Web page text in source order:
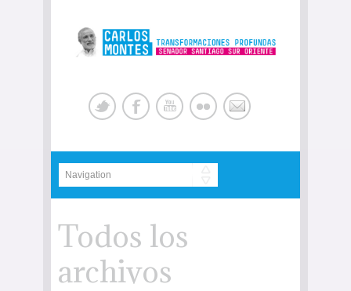
Todos los
archivos